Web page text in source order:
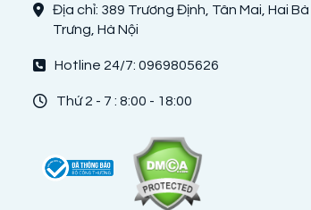
Địa chỉ: 389 Trương Định, Tân Mai, Hai Bà
Trưng, Hà Nội
Hotline 24/7: 0969805626
Thứ 2 - 7 : 8:00 - 18:00